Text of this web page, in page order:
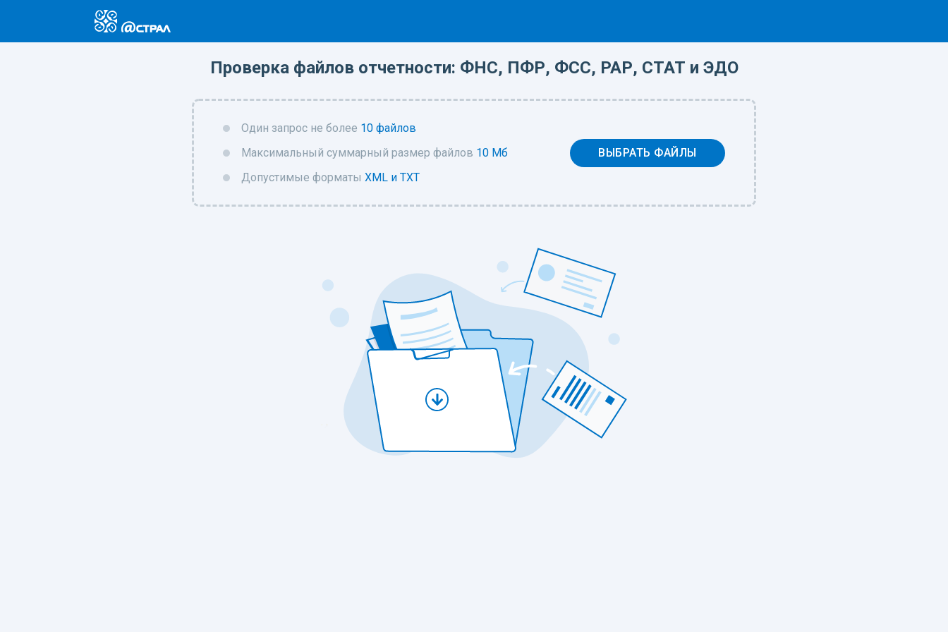
Проверка файлов отчетности: ФНС, ПФР, ФСС, РАР, СТАТ и ЭДО
Один запрос не более 10 файлов
Максимальный суммарный размер файлов 10 Мб
Допустимые форматы XML и TXT
ВЫБРАТЬ ФАЙЛЫ